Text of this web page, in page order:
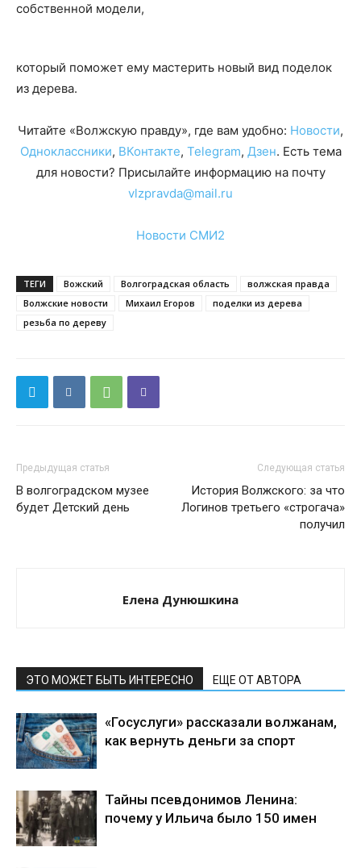
собственной модели,
который поможет ему мастерить новый вид поделок
из дерева.
Читайте «Волжскую правду», где вам удобно: Новости,
Одноклассники, ВКонтакте, Telegram, Дзен. Есть тема
для новости? Присылайте информацию на почту
vlzpravda@mail.ru
Новости СМИ2
ТЕГИ Вожский Волгоградская область
волжская правда
Волжские новости
Михаил Егоров
поделки из дерева
резьба по дереву
Предыдущая статья
В волгоградском музее
будет Детский день
Следующая статья
История Волжского: за что
Логинов третьего «строгача»
получил
Елена Дунюшкина
ЭТО МОЖЕТ БЫТЬ ИНТЕРЕСНО ЕЩЕ ОТ АВТОРА
«Госуслуги» рассказали волжанам,
как вернуть деньги за спорт
Тайны псевдонимов Ленина:
почему у Ильича было 150 имен